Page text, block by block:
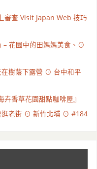
審查 Visit Japan Web 技巧
– 花園中的田媽媽美食、⊙
在樹蔭下露營 ⊙ 台中和平
卉香草花園甜點咖啡屋』
逛老街 ⊙ 新竹北埔 ⊙ #184